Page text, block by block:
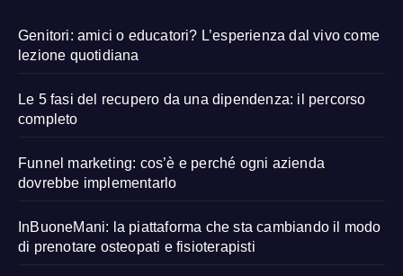
Genitori: amici o educatori? L’esperienza dal vivo come
lezione quotidiana
Le 5 fasi del recupero da una dipendenza: il percorso
completo
Funnel marketing: cos’è e perché ogni azienda
dovrebbe implementarlo
InBuoneMani: la piattaforma che sta cambiando il modo
di prenotare osteopati e fisioterapisti